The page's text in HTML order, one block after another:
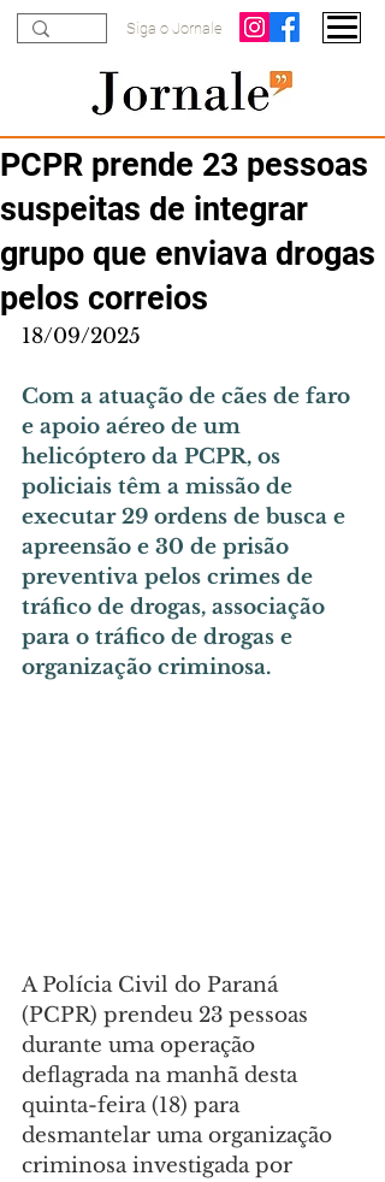
Siga o Jornale
PCPR prende 23 pessoas
suspeitas de integrar
grupo que enviava drogas
pelos correios
18/09/2025
Com a atuação de cães de faro
e apoio aéreo de um
helicóptero da PCPR, os
policiais têm a missão de
executar 29 ordens de busca e
apreensão e 30 de prisão
preventiva pelos crimes de
tráfico de drogas, associação
para o tráfico de drogas e
organização criminosa.
A Polícia Civil do Paraná
(PCPR) prendeu 23 pessoas
durante uma operação
deflagrada na manhã desta
quinta-feira (18) para
desmantelar uma organização
criminosa investigada por